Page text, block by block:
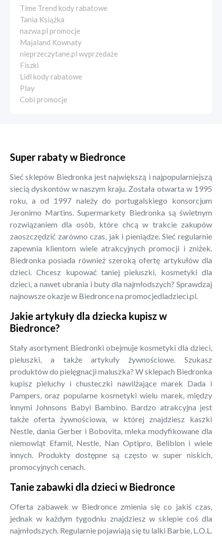
Time Trend kody rabatowe
Tania Książka
nazwa.pl promocje
Majaland Kownaty
nieprzeczytane.pl wyprzedaże
Fiszki
Lidl kody rabatowe
Play
Cobi promocje
Super rabaty w Biedronce
Sieć sklepów Biedronka jest największą i najpopularniejszą
siecią dyskontów w naszym kraju. Została otwarta w 1995
roku, a od 1997 należy do portugalskiego konsorcjum
Jeronimo Martins. Supermarkety Biedronka są świetnym
rozwiązaniem dla osób, które chcą w trakcie zakupów
zaoszczędzić zarówno czas, jak i pieniądze. Sieć regularnie
zapewnia klientom wiele atrakcyjnych promocji i zniżek.
Biedronka posiada również szeroką ofertę artykułów dla
dzieci. Chcesz kupować taniej pieluszki, kosmetyki dla
dzieci, a nawet ubrania i buty dla najmłodszych? Sprawdzaj
najnowsze okazje w Biedronce na promocjedladzieci.pl.
Jakie artykuły dla dziecka kupisz w
Biedronce?
Stały asortyment Biedronki obejmuje kosmetyki dla dzieci,
pieluszki, a także artykuły żywnościowe. Szukasz
produktów do pielęgnacji maluszka? W sklepach Biedronka
kupisz pieluchy i chusteczki nawilżające marek Dada i
Pampers, oraz popularne kosmetyki wielu marek, między
innymi Johnsons Babyi Bambino. Bardzo atrakcyjna jest
także oferta żywnościowa, w której znajdziesz kaszki
Nestle, dania Gerber i Bobovita, mleka modyfikowane dla
niemowląt Efamil, Nestle, Nan Optipro, Beliblon i wiele
innych. Produkty dostępne są często w super niskich,
promocyjnych cenach.
Tanie zabawki dla dzieci w Biedronce
Oferta zabawek w Biedronce zmienia się co jakiś czas,
jednak w każdym tygodniu znajdziesz w sklepie coś dla
najmłodszych. Regularnie pojawiają się tu lalki Barbie, L.O.L.